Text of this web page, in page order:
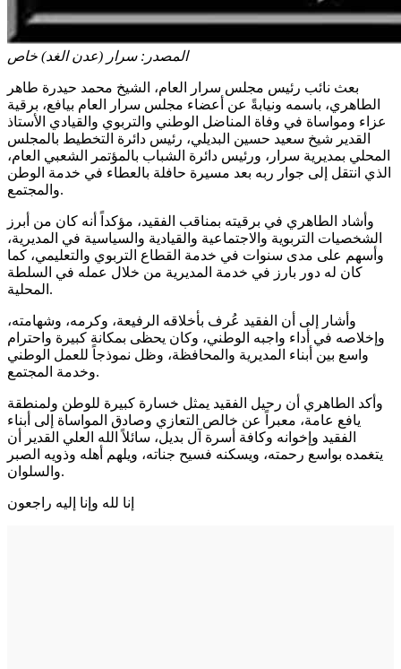
المصدر:سرار (عدن الغد) خاص
بعث نائب رئيس مجلس سرار العام، الشيخ محمد حيدرة طاهر
الطاهري، باسمه ونيابةً عن أعضاء مجلس سرار العام بيافع، برقية
عزاء ومواساة في وفاة المناضل الوطني والتربوي والقيادي الأستاذ
القدير شيخ سعيد حسين البديلي، رئيس دائرة التخطيط بالمجلس
المحلي بمديرية سرار، ورئيس دائرة الشباب بالمؤتمر الشعبي العام،
الذي انتقل إلى جوار ربه بعد مسيرة حافلة بالعطاء في خدمة الوطن
والمجتمع.
وأشاد الطاهري في برقيته بمناقب الفقيد، مؤكداً أنه كان من أبرز
الشخصيات التربوية والاجتماعية والقيادية والسياسية في المديرية،
وأسهم على مدى سنوات في خدمة القطاع التربوي والتعليمي، كما
كان له دور بارز في خدمة المديرية من خلال عمله في السلطة
المحلية.
وأشار إلى أن الفقيد عُرف بأخلاقه الرفيعة، وكرمه، وشهامته،
وإخلاصه في أداء واجبه الوطني، وكان يحظى بمكانة كبيرة واحترام
واسع بين أبناء المديرية والمحافظة، وظل نموذجاً للعمل الوطني
وخدمة المجتمع.
وأكد الطاهري أن رحيل الفقيد يمثل خسارة كبيرة للوطن ولمنطقة
يافع عامة، معبراً عن خالص التعازي وصادق المواساة إلى أبناء
الفقيد وإخوانه وكافة أسرة آل بديل، سائلاً الله العلي القدير أن
يتغمده بواسع رحمته، ويسكنه فسيح جناته، ويلهم أهله وذويه الصبر
والسلوان.
إنا لله وإنا إليه راجعون